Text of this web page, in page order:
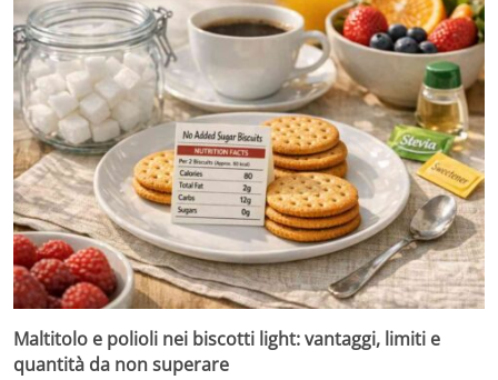
Maltitolo e polioli nei biscotti light: vantaggi, limiti e
quantità da non superare